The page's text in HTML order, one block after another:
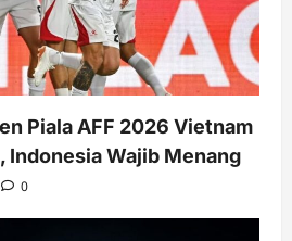
Piala AFF 2026 Vietnam
Indonesia Wajib Menang
0